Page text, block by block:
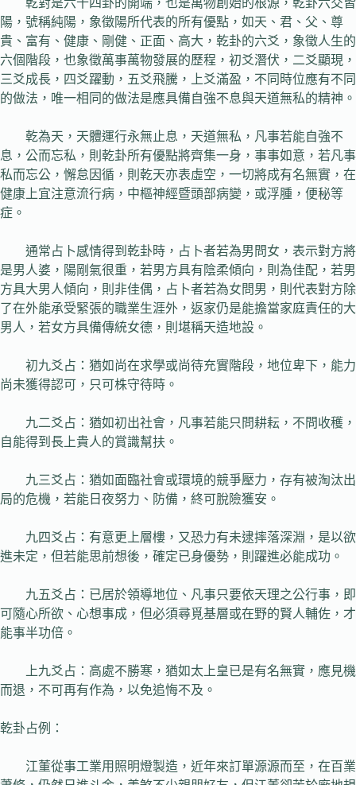
陽，號稱純陽，象徵陽所代表的所有優點，如天、君、父、尊
貴、富有、健康、剛健、正面、高大，乾卦的六爻，象徵人生的
六個階段，也象徵萬事萬物發展的歷程，初爻潛伏，二爻顯現，
三爻成長，四爻躍動，五爻飛騰，上爻滿盈，不同時位應有不同
的做法，唯一相同的做法是應具備自強不息與天道無私的精神。
乾為天，天體運行永無止息，天道無私，凡事若能自強不
息，公而忘私，則乾卦所有優點將齊集一身，事事如意，若凡事
私而忘公，懈怠因循，則乾天亦表虛空，一切將成有名無實，在
健康上宜注意流行病，中樞神經暨頭部病變，或浮腫，便秘等
症。
通常占卜感情得到乾卦時，占卜者若為男問女，表示對方將
是男人婆，陽剛氣很重，若男方具有陰柔傾向，則為佳配，若男
方具大男人傾向，則非佳偶，占卜者若為女問男，則代表對方除
了在外能承受緊張的職業生涯外，返家仍是能擔當家庭責任的大
男人，若女方具備傳統女德，則堪稱天造地設。
初九爻占：猶如尚在求學或尚待充實階段，地位卑下，能力
尚未獲得認可，只可株守待時。
九二爻占：猶如初出社會，凡事若能只問耕耘，不問收穫，
自能得到長上貴人的賞識幫扶。
九三爻占：猶如面臨社會或環境的競爭壓力，存有被淘汰出
局的危機，若能日夜努力、防備，終可脫險獲安。
九四爻占：有意更上層樓，又恐力有未逮摔落深淵，是以欲
進未定，但若能思前想後，確定已身優勢，則躍進必能成功。
九五爻占：已居於領導地位、凡事只要依天理之公行事，即
可隨心所欲、心想事成，但必須尋覓基層或在野的賢人輔佐，才
能事半功倍。
上九爻占：高處不勝寒，猶如太上皇已是有名無實，應見機
而退，不可再有作為，以免追悔不及。
乾卦占例：
江董從事工業用照明燈製造，近年來訂單源源而至，在百業